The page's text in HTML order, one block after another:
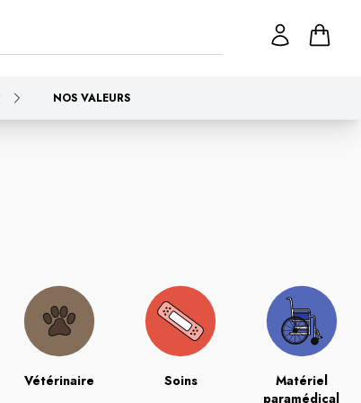
NOS VALEURS
Vétérinaire Soins
Matériel
paramédical